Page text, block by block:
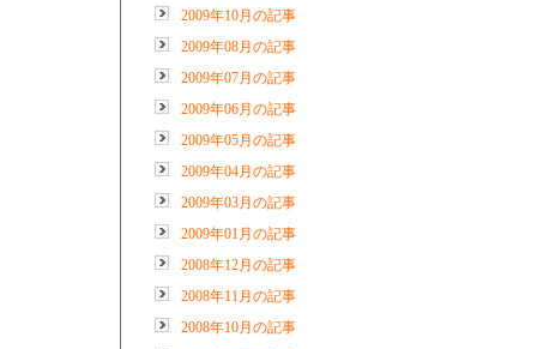
2009年10月の記事
2009年08月の記事
2009年07月の記事
2009年06月の記事
2009年05月の記事
2009年04月の記事
2009年03月の記事
2009年01月の記事
2008年12月の記事
2008年11月の記事
2008年10月の記事